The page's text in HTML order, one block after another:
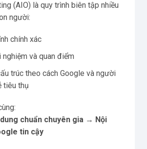
(AIO) là quy trình biên tập nhiều
người:
chính xác
và quan điểm
trúc theo cách Google và người
tiêu thụ
chuẩn chuyên gia → Nội
tin cậy